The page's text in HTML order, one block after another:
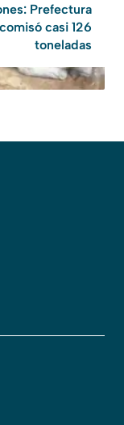
Prefectura
casi 126
toneladas